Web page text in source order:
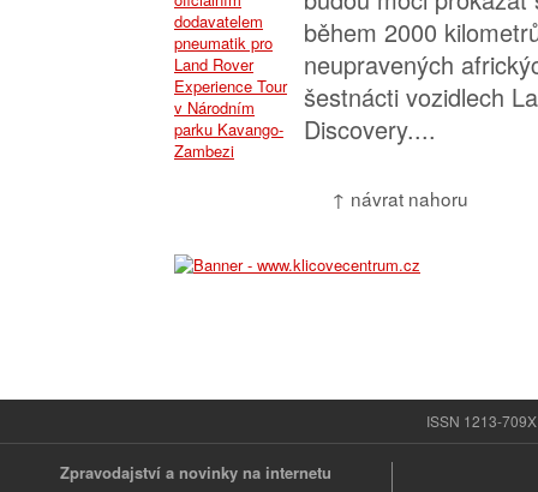
během 2000
neupravených
šestnácti vozidlech
Discovery....
↑ návrat nahoru
ISSN 1213-
Zpravodajství a novinky na internetu